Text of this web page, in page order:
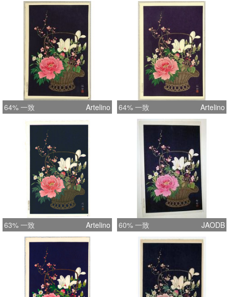
64% 一致 Artelino 64% 一致 Artelino
63% 一致 Artelino 60% 一致 JAODB